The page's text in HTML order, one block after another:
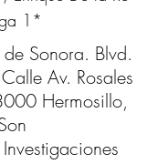
1*
Sonora. Blvd.
Av. Rosales
Hermosillo,